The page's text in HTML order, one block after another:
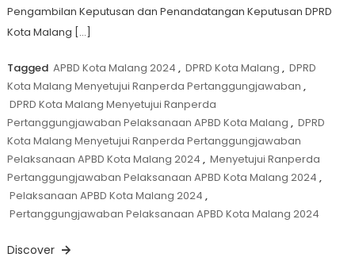
Pengambilan Keputusan dan Penandatangan Keputusan DPRD
Kota Malang […]
Tagged APBD Kota Malang 2024 , DPRD Kota Malang , DPRD
Kota Malang Menyetujui Ranperda Pertanggungjawaban ,
DPRD Kota Malang Menyetujui Ranperda
Pertanggungjawaban Pelaksanaan APBD Kota Malang , DPRD
Kota Malang Menyetujui Ranperda Pertanggungjawaban
Pelaksanaan APBD Kota Malang 2024 , Menyetujui Ranperda
Pertanggungjawaban Pelaksanaan APBD Kota Malang 2024 ,
Pelaksanaan APBD Kota Malang 2024 ,
Pertanggungjawaban Pelaksanaan APBD Kota Malang 2024
Discover